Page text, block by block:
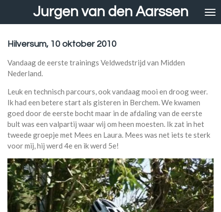
de
Jurgen van den Aarssen
Hilversum, 10 oktober 2010
Vandaag de eerste trainings Veldwedstrijd van Midden
Nederland.
Leuk en technisch parcours, ook vandaag mooi en droog weer.
Ik had een betere start als gisteren in Berchem. We kwamen
goed door de eerste bocht maar in de afdaling van de eerste
bult was een valpartij waar wij om heen moesten. Ik zat in het
tweede groepje met Mees en Laura. Mees was net iets te sterk
voor mij, hij werd 4e en ik werd 5e!